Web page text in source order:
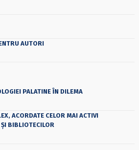
AUTORI
PALATINE ÎN DILEMA
ACORDATE CELOR MAI ACTIVI
BIBLIOTECILOR